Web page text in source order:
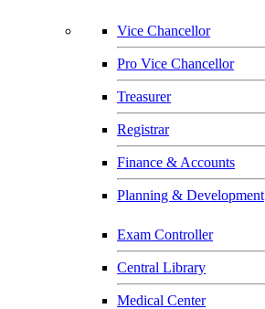
Vice Chancellor
Pro Vice Chancellor
Treasurer
Registrar
Finance & Accounts
Planning & Development
Exam Controller
Central Library
Medical Center